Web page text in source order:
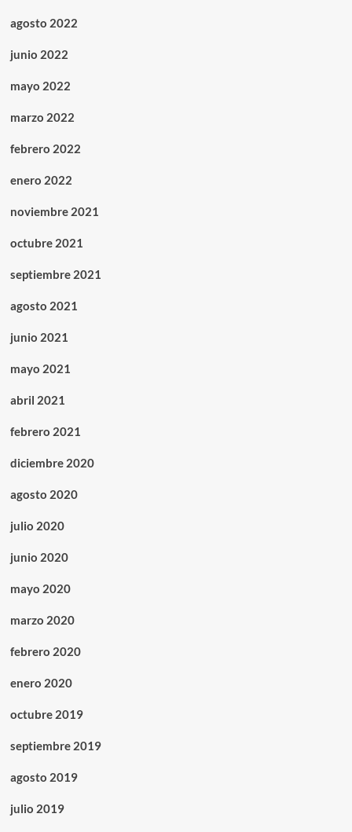
agosto 2022
junio 2022
mayo 2022
marzo 2022
febrero 2022
enero 2022
noviembre 2021
octubre 2021
septiembre 2021
agosto 2021
junio 2021
mayo 2021
abril 2021
febrero 2021
diciembre 2020
agosto 2020
julio 2020
junio 2020
mayo 2020
marzo 2020
febrero 2020
enero 2020
octubre 2019
septiembre 2019
agosto 2019
julio 2019